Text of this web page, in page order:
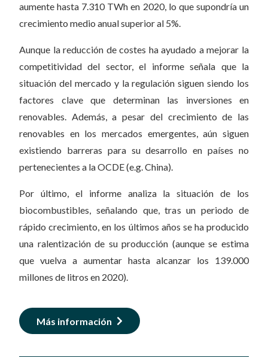
aumente hasta 7.310 TWh en 2020, lo que supondría un
crecimiento medio anual superior al 5%.
Aunque la reducción de costes ha ayudado a mejorar la
competitividad del sector, el informe señala que la
situación del mercado y la regulación siguen siendo los
factores clave que determinan las inversiones en
renovables. Además, a pesar del crecimiento de las
renovables en los mercados emergentes, aún siguen
existiendo barreras para su desarrollo en países no
pertenecientes a la OCDE (e.g. China).
Por último, el informe analiza la situación de los
biocombustibles, señalando que, tras un periodo de
rápido crecimiento, en los últimos años se ha producido
una ralentización de su producción (aunque se estima
que vuelva a aumentar hasta alcanzar los 139.000
millones de litros en 2020).
Más información